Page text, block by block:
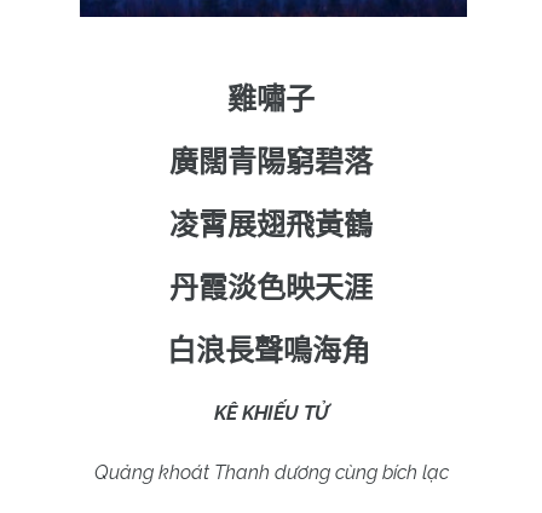
雞嘯子
廣闊青陽窮碧落
凌霄展翅飛黃鶴
丹霞淡色映天涯
白浪長聲鳴海角
KÊ KHIẾU TỬ
Quảng khoát Thanh dương cùng bích lạc